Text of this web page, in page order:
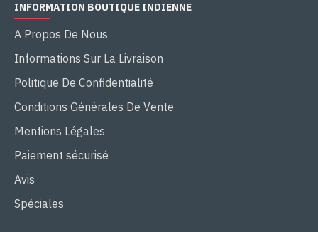
INFORMATION BOUTIQUE INDIENNE
A Propos De Nous
Informations Sur La Livraison
Politique De Confidentialité
Conditions Générales De Vente
Mentions Légales
Paiement sécurisé
Avis
Spéciales